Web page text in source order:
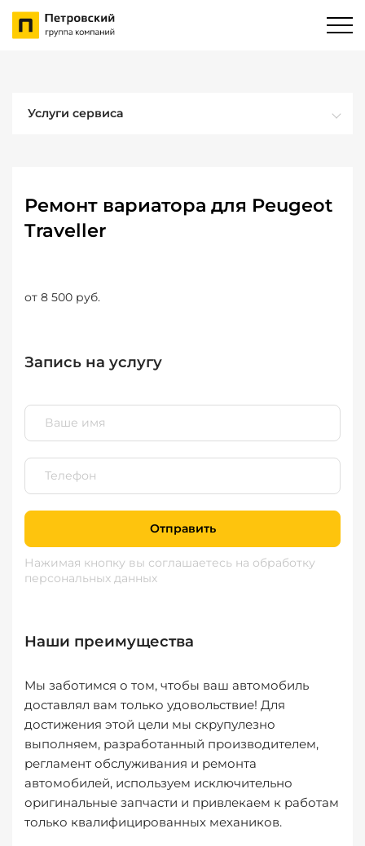
Услуги сервиса
Ремонт вариатора для Peugeot
Traveller
от 8 500 руб.
Запись на услугу
Отправить
Нажимая кнопку вы соглашаетесь на обработку
персональных данных
Наши преимущества
Мы заботимся о том, чтобы ваш автомобиль
доставлял вам только удовольствие! Для
достижения этой цели мы скрупулезно
выполняем, разработанный производителем,
регламент обслуживания и ремонта
автомобилей, используем исключительно
оригинальные запчасти и привлекаем к работам
только квалифицированных механиков.